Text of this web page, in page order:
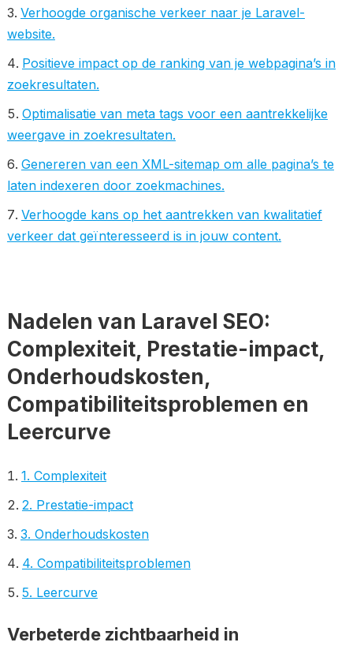
Verhoogde organische verkeer naar je Laravel-
website.
Positieve impact op de ranking van je webpagina’s in
zoekresultaten.
Optimalisatie van meta tags voor een aantrekkelijke
weergave in zoekresultaten.
Genereren van een XML-sitemap om alle pagina’s te
laten indexeren door zoekmachines.
Verhoogde kans op het aantrekken van kwalitatief
verkeer dat geïnteresseerd is in jouw content.
Nadelen van Laravel SEO:
Complexiteit, Prestatie-impact,
Onderhoudskosten,
Compatibiliteitsproblemen en
Leercurve
1. Complexiteit
2. Prestatie-impact
3. Onderhoudskosten
4. Compatibiliteitsproblemen
5. Leercurve
Verbeterde zichtbaarheid in